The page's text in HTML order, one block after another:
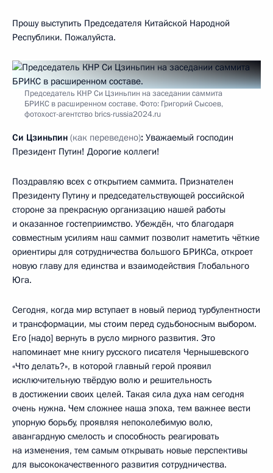
Прошу выступить Председателя Китайской Народной
Республики. Пожалуйста.
Председатель КНР Си Цзиньпин на заседании саммита
БРИКС в расширенном составе. Фото: Григорий Сысоев,
фотохост-агентство brics-russia2024.ru
Си Цзиньпин (как переведено): Уважаемый господин
Президент Путин! Дорогие коллеги!
Поздравляю всех с открытием саммита. Признателен
Президенту Путину и председательствующей российской
стороне за прекрасную организацию нашей работы
и оказанное гостеприимство. Убеждён, что благодаря
совместным усилиям наш саммит позволит наметить чёткие
ориентиры для сотрудничества большого БРИКСа, откроет
новую главу для единства и взаимодействия Глобального
Юга.
Сегодня, когда мир вступает в новый период турбулентности
и трансформации, мы стоим перед судьбоносным выбором.
Его [надо] вернуть в русло мирного развития. Это
напоминает мне книгу русского писателя Чернышевского
«Что делать?», в которой главный герой проявил
исключительную твёрдую волю и решительность
в достижении своих целей. Такая сила духа нам сегодня
очень нужна. Чем сложнее наша эпоха, тем важнее вести
упорную борьбу, проявляя непоколебимую волю,
авангардную смелость и способность реагировать
на изменения, тем самым открывать новые перспективы
для высококачественного развития сотрудничества.